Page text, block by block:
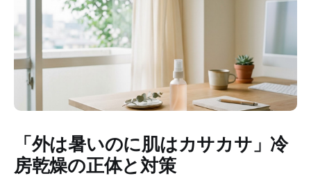
「外は暑いのに肌はカサカサ」冷
房乾燥の正体と対策